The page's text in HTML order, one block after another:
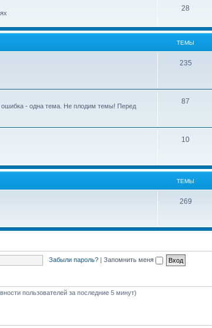
28
ТЕМЫ
235
- одна тема. Не плодим темы! Перед
87
10
ТЕМЫ
269
Забыли пароль? | Запомнить меня
пользователей за последние 5 минут)